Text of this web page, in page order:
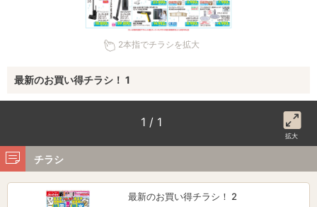
2本指でチラシを拡大
最新のお買い得チラシ！ 1
1 / 1
拡大
チラシ
最新のお買い得チラシ！ 2